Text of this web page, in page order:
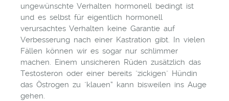
ungewünschte Verhalten hormonell bedingt ist
und es selbst für eigentlich hormonell
verursachtes Verhalten keine Garantie auf
Verbesserung nach einer Kastration gibt. In vielen
Fällen können wir es sogar nur schlimmer
machen. Einem unsicheren Rüden zusätzlich das
Testosteron oder einer bereits "zickigen" Hündin
das Östrogen zu "klauen“ kann bisweilen ins Auge
gehen.